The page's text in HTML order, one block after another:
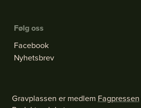
Følg oss
Facebook
Nyhetsbrev
Gravplassen er medlem Fagpressen